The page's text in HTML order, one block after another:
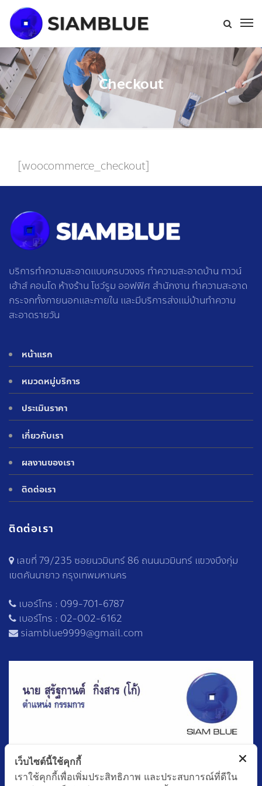
Checkout
[woocommerce_checkout]
บริการทำความสะอาดแบบครบวงจร ทำความสะอาดบ้าน ทาวน์
เฮ้าส์ คอนโด ห้างร้าน โชว์รูม ออฟฟิศ สำนักงาน ทำความสะอาด
กระจกทั้งภายนอกและภายใน และมีบริการส่งแม่บ้านทำความ
สะอาดรายวัน
หน้าแรก
หมวดหมู่บริการ
ประเมินราคา
เกี่ยวกับเรา
ผลงานของเรา
ติดต่อเรา
ติดต่อเรา
เลขที่ 79/235 ซอยนวมินทร์ 86 ถนนนวมินทร์ แขวงบึงกุ่ม
เขตคันนายาว กรุงเทพมหานคร
เบอร์โทร : 099-701-6787
เบอร์โทร : 02-002-6162
siamblue9999@gmail.com
เว็บไซต์นี้ใช้คุกกี้
เราใช้คุกกี้เพื่อเพิ่มประสิทธิภาพ และประสบการณ์ที่ดีใน